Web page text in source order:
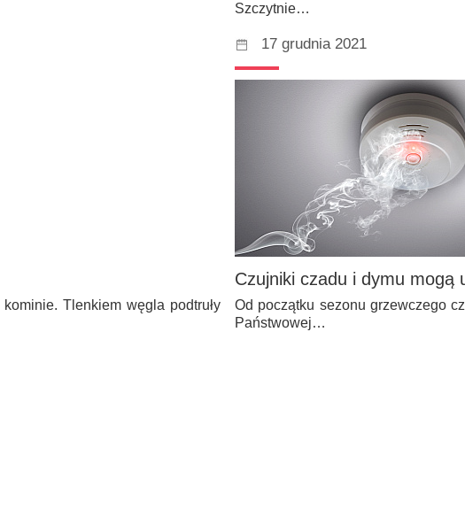
Szczytnie…
Tlenkiem węgla podtruły
17 grudnia 2021
Czujniki czadu i dymu mogą
Od początku sezonu grzewczego
Państwowej…